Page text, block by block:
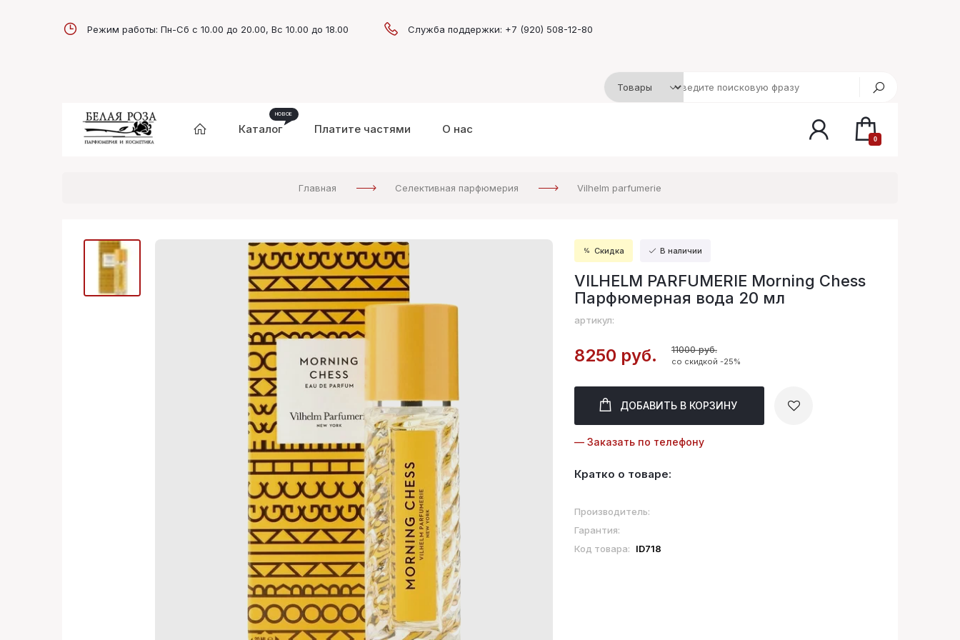
Режим работы: Пн-Сб с 10.00 до 20.00, Вс 10.00 до 18.00 Служба поддержки: +7 (920) 508-12-80
Каталог Платите частями О нас
0
Главная Селективная парфюмерия Vilhelm parfumerie
Скидка В наличии
VILHELM PARFUMERIE Morning Chess
Парфюмерная вода 20 мл
артикул:
8250 руб. 11000 руб.
со скидкой -25%
ДОБАВИТЬ В КОРЗИНУ
— Заказать по телефону
Кратко о товаре:
Производитель:
Гарантия:
Код товара:
ID718